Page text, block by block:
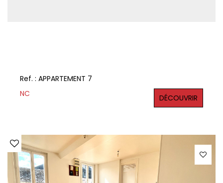
Ref. : APPARTEMENT 7
NC
DÉCOUVRIR